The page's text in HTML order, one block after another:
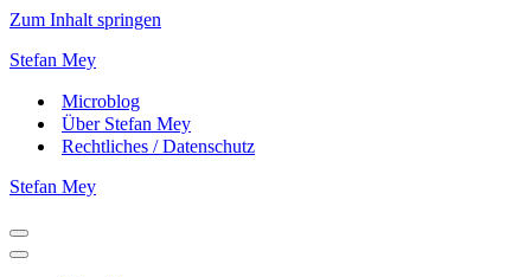
Zum Inhalt springen
Stefan Mey
Microblog
Über Stefan Mey
Rechtliches / Datenschutz
Stefan Mey
Navigationsmenü
Navigationsmenü